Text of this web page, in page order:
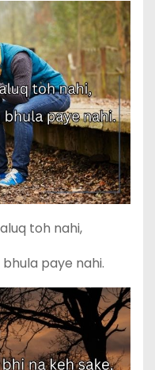
toh nahi,
paye nahi.